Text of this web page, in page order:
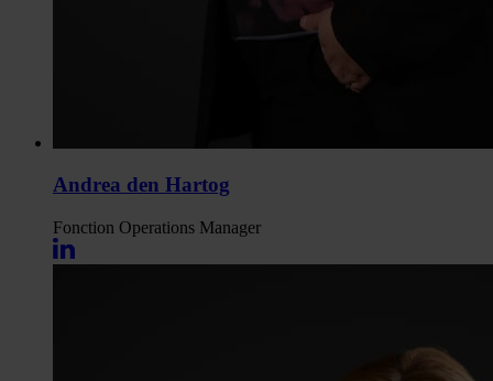
Andrea den Hartog
Fonction Operations Manager